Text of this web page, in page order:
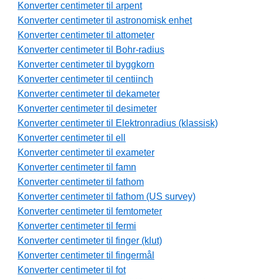
Konverter centimeter til arpent
Konverter centimeter til astronomisk enhet
Konverter centimeter til attometer
Konverter centimeter til Bohr-radius
Konverter centimeter til byggkorn
Konverter centimeter til centiinch
Konverter centimeter til dekameter
Konverter centimeter til desimeter
Konverter centimeter til Elektronradius (klassisk)
Konverter centimeter til ell
Konverter centimeter til exameter
Konverter centimeter til famn
Konverter centimeter til fathom
Konverter centimeter til fathom (US survey)
Konverter centimeter til femtometer
Konverter centimeter til fermi
Konverter centimeter til finger (klut)
Konverter centimeter til fingermål
Konverter centimeter til fot